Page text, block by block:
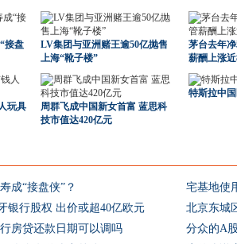
接盘
LV集团与亚洲赌王逾50亿抛售
上海“靴子楼”
茅台去年
薪酬上涨
玩具
周群飞成中国新女首富 蓝思科
技市值达420亿元
特斯拉中
成“接盘侠”？
宅基地使
银行股权 出价或超40亿欧元
北京东城
房贷还款日期可以调吗
分众的A